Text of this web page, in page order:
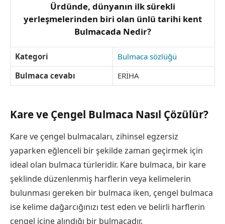
Ürdünde, dünyanın ilk sürekli
yerleşmelerinden biri olan ünlü tarihi kent
Bulmacada Nedir?
Kategori
Bulmaca sözlüğü
Bulmaca cevabı
ERİHA
Kare ve Çengel Bulmaca Nasıl Çözülür?
Kare ve çengel bulmacaları, zihinsel egzersiz
yaparken eğlenceli bir şekilde zaman geçirmek için
ideal olan bulmaca türleridir. Kare bulmaca, bir kare
şeklinde düzenlenmiş harflerin veya kelimelerin
bulunması gereken bir bulmaca iken, çengel bulmaca
ise kelime dağarcığınızı test eden ve belirli harflerin
çengel içine alındığı bir bulmacadır.